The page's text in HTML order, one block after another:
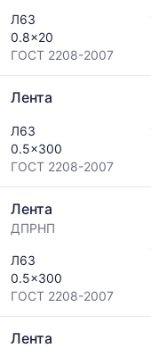
по
актуальным
предложениям
и
обновляется
мере
обновления
прайс-
листов.
поставщиков
по
запросу
Л63
0.8x20
ГОСТ 2208-2007
Лента
Л63
0.5x300
ГОСТ 2208-2007
Лента
ДПРНП
Л63
0.5x300
ГОСТ 2208-2007
Лента